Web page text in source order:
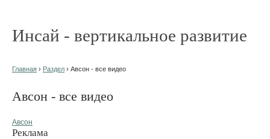
Инсай - вертикальное развитие
Главная › Раздел › Авсон - все видео
Авсон - все видео
Авсон
Реклама